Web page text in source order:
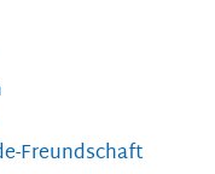
Freundschaft